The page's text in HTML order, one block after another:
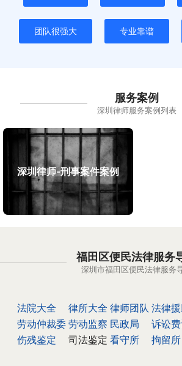
团队很强大 专业靠谱
服务案例
深圳律师服务案例列表
深圳律师-刑事案件案例
福田区便民法律服务
深圳市福田区便民法律服务
法院大全 律所大全 律师团队 法律
劳动仲裁委 劳动监察 民政局
诉讼
伤残鉴定
司法鉴定 看守所 拘留所